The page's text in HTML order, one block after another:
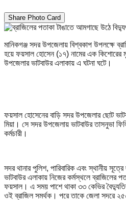
Share Photo Card
মানিকগঞ্জ সদর উপজেলায় বিশ্বকাপ উপলক্ষে
হয়ে ফয়সাল হোসেন (১৭) নামের এক কিশোরের
উপজেলার ভাটবাউর এলাকায় এ ঘটনা ঘটে।
ফয়সাল হোসেনের বাড়ি সদর উপজেলার ছোট
মিয়া। সে সদর উপজেলায় ভাটবাউর তাসনুভা
কর্মচারী।
সদর থানার পুলিশ, পারিবারিক এবং স্থানীয়
ভাটবাউর এলাকায় নিজের কর্মস্থলে ব্রাজিলের
ফয়সাল। এ সময় পাশে থাকা ৩৩ কেভির
ওই ব্রাজিল সমর্থক। পরে তাকে জেলা সদরে ২৫০